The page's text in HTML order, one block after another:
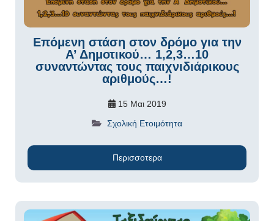
Επόμενη στάση στον δρόμο για την
Α’ Δημοτικού… 1,2,3…10
συναντώντας τους παιχνιδιάρικους
αριθμούς…!
15 Μαι 2019
Σχολική Ετοιμότητα
Περισσοτερα